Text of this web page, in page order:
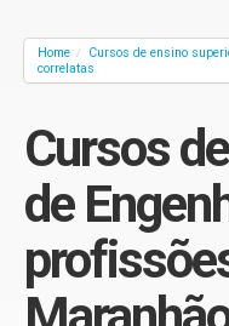
Home / Cursos de ensino
correlatas
Cursos
de